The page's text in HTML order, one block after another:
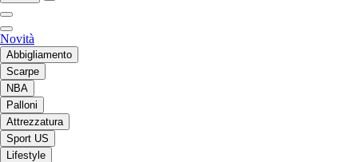
Novità
Abbigliamento
Scarpe
NBA
Palloni
Attrezzatura
Sport US
Lifestyle